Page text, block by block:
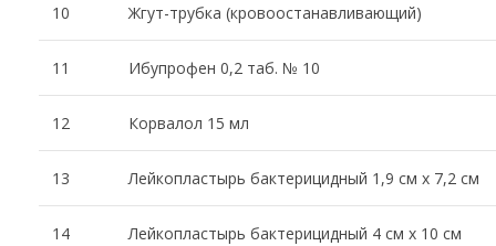
10 Жгут-трубка (кровоостанавливающий)
11 Ибупрофен 0,2 таб. № 10
12 Корвалол 15 мл
13 Лейкопластырь бактерицидный 1,9 см х 7,2 см
14 Лейкопластырь бактерицидный 4 см х 10 см